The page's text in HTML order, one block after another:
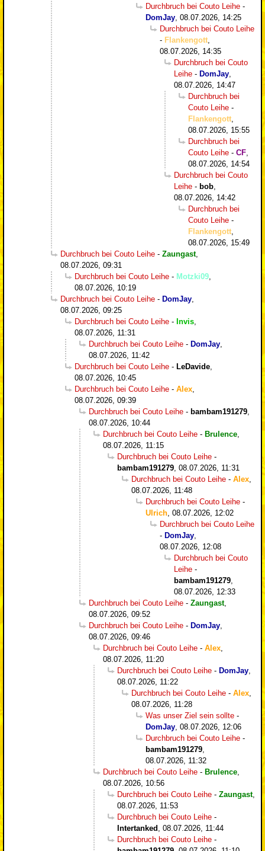
Durchbruch bei Couto Leihe -
DomJay 08.07.2026, 14:25
Durchbruch bei Couto Leihe
- Flankengott
08.07.2026, 14:35
Durchbruch bei Couto
Leihe - DomJay
08.07.2026, 14:47
Durchbruch bei
Couto Leihe -
Flankengott
08.07.2026, 15:55
Durchbruch bei
Couto Leihe - CF
08.07.2026, 14:54
Durchbruch bei Couto
Leihe - bob
08.07.2026, 14:42
Durchbruch bei
Couto Leihe -
Flankengott
08.07.2026, 15:49
Durchbruch bei Couto Leihe - Zaungast,
08.07.2026, 09:31
Durchbruch bei Couto Leihe - Motzki09
08.07.2026, 10:19
Durchbruch bei Couto Leihe - DomJay
08.07.2026, 09:25
Durchbruch bei Couto Leihe - Invis
08.07.2026, 11:31
Durchbruch bei Couto Leihe - DomJay
08.07.2026, 11:42
Durchbruch bei Couto Leihe - LeDavide
08.07.2026, 10:45
Durchbruch bei Couto Leihe - Alex
08.07.2026, 09:39
Durchbruch bei Couto Leihe - bambam191279
08.07.2026, 10:44
Durchbruch bei Couto Leihe - Brulence
08.07.2026, 11:15
Durchbruch bei Couto Leihe -
bambam191279 08.07.2026, 11:31
Durchbruch bei Couto Leihe - Alex
08.07.2026, 11:48
Durchbruch bei Couto Leihe -
Ulrich 08.07.2026, 12:02
Durchbruch bei Couto Leihe
- DomJay
08.07.2026, 12:08
Durchbruch bei Couto
Leihe -
bambam191279
08.07.2026, 12:33
Durchbruch bei Couto Leihe - Zaungast,
08.07.2026, 09:52
Durchbruch bei Couto Leihe - DomJay
08.07.2026, 09:46
Durchbruch bei Couto Leihe - Alex
08.07.2026, 11:20
Durchbruch bei Couto Leihe - DomJay
08.07.2026, 11:22
Durchbruch bei Couto Leihe - Alex
08.07.2026, 11:28
Was unser Ziel sein sollte -
DomJay 08.07.2026, 12:06
Durchbruch bei Couto Leihe -
bambam191279
08.07.2026, 11:32
Durchbruch bei Couto Leihe - Brulence
08.07.2026, 10:56
Durchbruch bei Couto Leihe - Zaungast,
08.07.2026, 11:53
Durchbruch bei Couto Leihe -
Intertanked
08.07.2026, 11:44
Durchbruch bei Couto Leihe -